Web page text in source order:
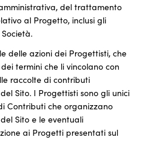
del trattamento
al Progetto, inclusi gli
delle azioni dei Progettisti, che
termini che li vincolano con
raccolte di contributi
Sito. I Progettisti sono gli unici
Contributi che organizzano
Sito e le eventuali
ai Progetti presentati sul